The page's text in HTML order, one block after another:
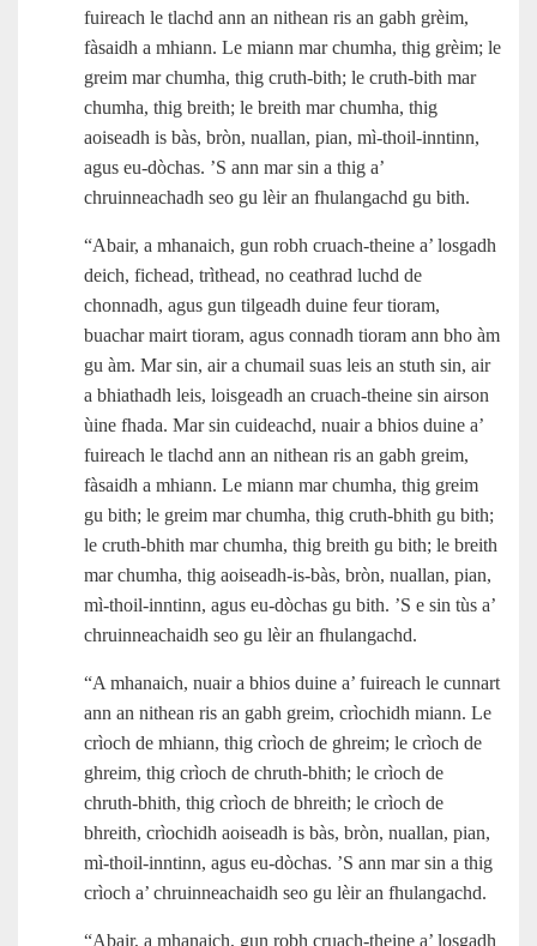
fuireach le tlachd ann an nithean ris an gabh grèim,
fàsaidh a mhiann. Le miann mar chumha, thig grèim; le
greim mar chumha, thig cruth‑bith; le cruth‑bith mar
chumha, thig breith; le breith mar chumha, thig
aoiseadh is bàs, bròn, nuallan, pian, mì‑thoil-inntinn,
agus eu‑dòchas. ’S ann mar sin a thig a’
chruinneachadh seo gu lèir an fhulangachd gu bith.
“Abair, a mhanaich, gun robh cruach-theine a’ losgadh
deich, fichead, trìthead, no ceathrad luchd de
chonnadh, agus gun tilgeadh duine feur tioram,
buachar mairt tioram, agus connadh tioram ann bho àm
gu àm. Mar sin, air a chumail suas leis an stuth sin, air
a bhiathadh leis, loisgeadh an cruach-theine sin airson
ùine fhada. Mar sin cuideachd, nuair a bhios duine a’
fuireach le tlachd ann an nithean ris an gabh greim,
fàsaidh a mhiann. Le miann mar chumha, thig greim
gu bith; le greim mar chumha, thig cruth-bhith gu bith;
le cruth-bhith mar chumha, thig breith gu bith; le breith
mar chumha, thig aoiseadh‑is‑bàs, bròn, nuallan, pian,
mì‑thoil-inntinn, agus eu‑dòchas gu bith. ’S e sin tùs a’
chruinneachaidh seo gu lèir an fhulangachd.
“A mhanaich, nuair a bhios duine a’ fuireach le cunnart
ann an nithean ris an gabh greim, crìochidh miann. Le
crìoch de mhiann, thig crìoch de ghreim; le crìoch de
ghreim, thig crìoch de chruth-bhith; le crìoch de
chruth-bhith, thig crìoch de bhreith; le crìoch de
bhreith, crìochidh aoiseadh is bàs, bròn, nuallan, pian,
mì‑thoil-inntinn, agus eu‑dòchas. ’S ann mar sin a thig
crìoch a’ chruinneachaidh seo gu lèir an fhulangachd.
“Abair, a mhanaich, gun robh cruach-theine a’ losgadh